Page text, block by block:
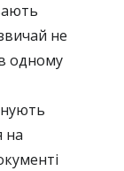
не
одному
на